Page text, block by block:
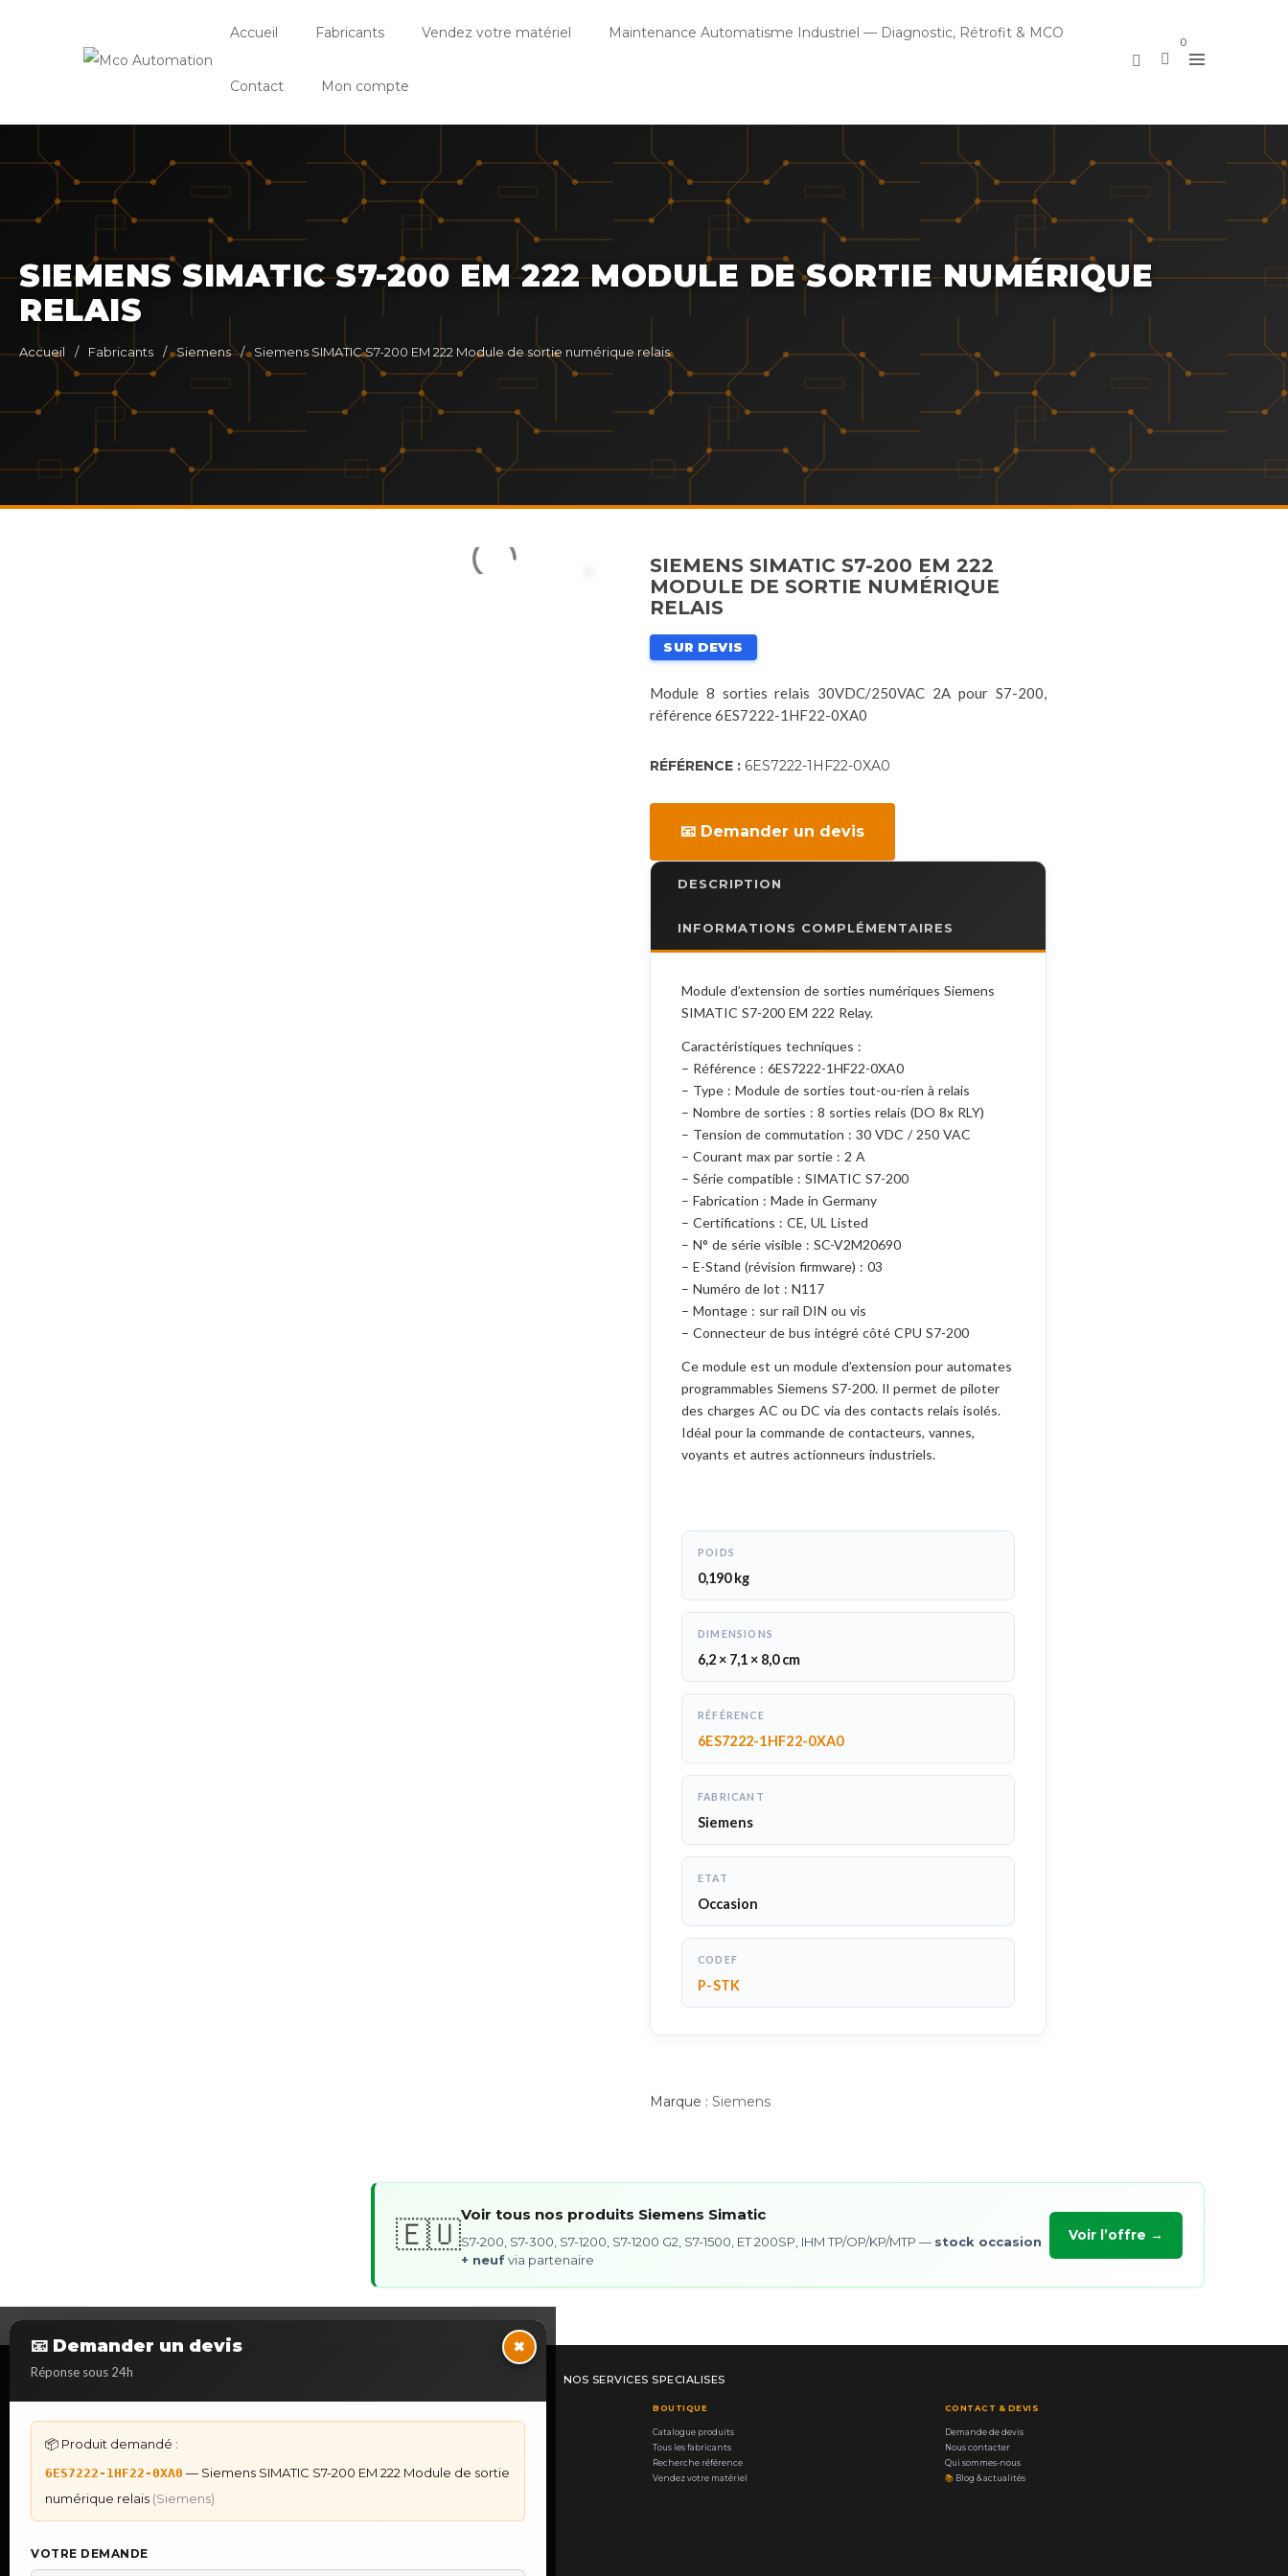
Accueil Fabricants Vendez votre matériel Maintenance Automatisme Industriel — Diagnostic, Rétrofit & MCO
Contact Mon compte
0
SIEMENS SIMATIC S7-200 EM 222 MODULE DE SORTIE NUMÉRIQUE
RELAIS
Accueil / Fabricants / Siemens / Siemens SIMATIC S7-200 EM 222 Module de sortie numérique relais
SIEMENS SIMATIC S7-200 EM 222
MODULE DE SORTIE NUMÉRIQUE
RELAIS
SUR DEVIS
Module 8 sorties relais 30VDC/250VAC 2A pour S7-200,
référence 6ES7222-1HF22-0XA0
RÉFÉRENCE : 6ES7222-1HF22-0XA0
📧 Demander un devis
DESCRIPTION
INFORMATIONS COMPLÉMENTAIRES
Module d’extension de sorties numériques Siemens
SIMATIC S7-200 EM 222 Relay.
Caractéristiques techniques :
– Référence : 6ES7222-1HF22-0XA0
– Type : Module de sorties tout-ou-rien à relais
– Nombre de sorties : 8 sorties relais (DO 8x RLY)
– Tension de commutation : 30 VDC / 250 VAC
– Courant max par sortie : 2 A
– Série compatible : SIMATIC S7-200
– Fabrication : Made in Germany
– Certifications : CE, UL Listed
– N° de série visible : SC-V2M20690
– E-Stand (révision firmware) : 03
– Numéro de lot : N117
– Montage : sur rail DIN ou vis
– Connecteur de bus intégré côté CPU S7-200
Ce module est un module d’extension pour automates
programmables Siemens S7-200. Il permet de piloter
des charges AC ou DC via des contacts relais isolés.
Idéal pour la commande de contacteurs, vannes,
voyants et autres actionneurs industriels.
POIDS
0,190 kg
DIMENSIONS
6,2 × 7,1 × 8,0 cm
RÉFÉRENCE
6ES7222-1HF22-0XA0
FABRICANT
Siemens
ETAT
Occasion
CODEF
P-STK
Marque : Siemens
🇪🇺
Voir tous nos produits Siemens Simatic
S7-200, S7-300, S7-1200, S7-1200 G2, S7-1500, ET 200SP, IHM TP/OP/KP/MTP — stock occasion
+ neufvia partenaire
Voir l’offre →
📧 Demander un devis
Réponse sous 24h
×
📦 Produit demandé :
6ES7222-1HF22-0XA0 — Siemens SIMATIC S7-200 EM 222 Module de sortie
numérique relais (Siemens)
VOTRE DEMANDE
NOS SERVICES SPECIALISES
Dépannage Schneider Modicon
Dépannage Mitsubishi Melsec
Dépannage ABB AC500
★ Recherche & Sourcing piéce rare
●Audit de parc industriel
●Vente Siemens Simatic S7
BOUTIQUE
Catalogue produits
Tous les fabricants
Recherche référence
Vendez votre matériel
CONTACT & DEVIS
Demande de devis
Nous contacter
Qui sommes-nous
📚Blog & actualités